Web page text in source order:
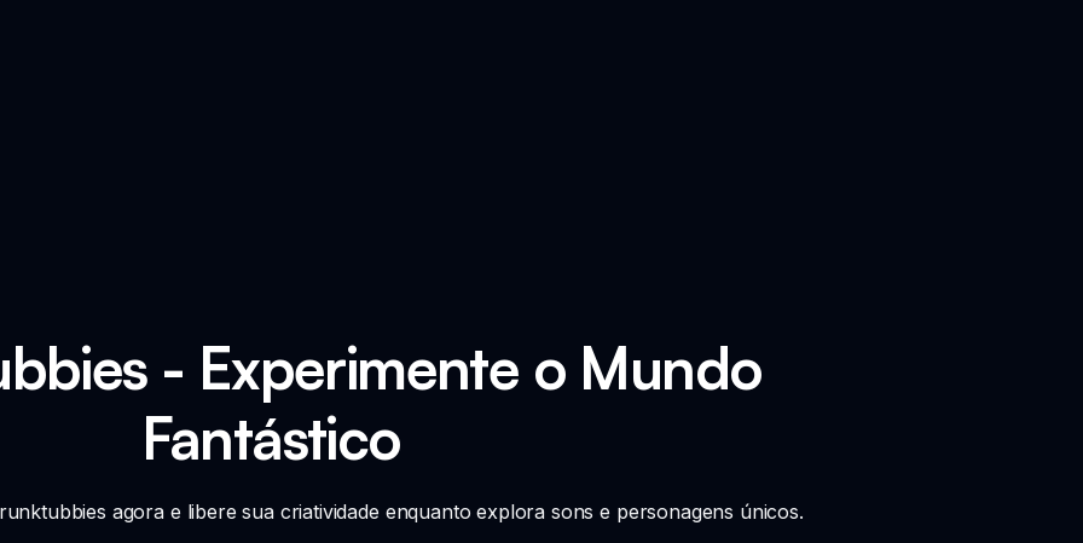
- Experimente o Mundo
Fantástico
agora e libere sua criatividade enquanto explora sons e personagens únicos.